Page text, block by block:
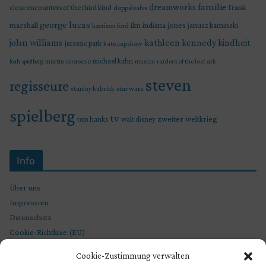
Cookie-Zustimmung verwalten
close encounters of the third kind doppelsalve dreamworks familie frank
marshall george lucas harrison ford ilm indiana jones janusz kaminski
john williams jurassic park kate capshaw kathleen kennedy kindheit
leah spielberg martin scorsese michael kahn musical raiders of the lost ark
regisseure stanley kubrick star wars steven
spielberg tom hanks tv walt disney zweiter weltkrieg
Info
Über uns
Impressum
Datenschutz
Cookie-Richtlinie (EU)